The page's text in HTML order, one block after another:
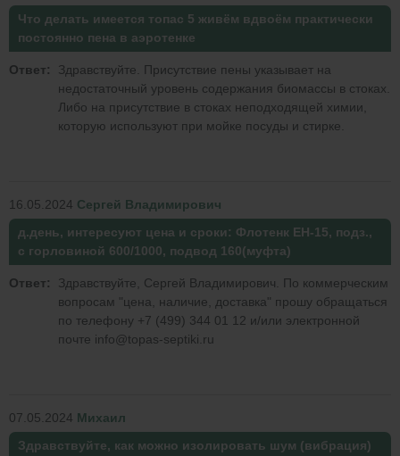
Что делать имеется топас 5 живём вдвоём практически
постоянно пена в аэротенке
Ответ:
Здравствуйте. Присутствие пены указывает на
недостаточный уровень содержания биомассы в стоках.
Либо на присутствие в стоках неподходящей химии,
которую используют при мойке посуды и стирке.
16.05.2024 Сергей Владимирович
д.день, интересуют цена и сроки: Флотенк ЕН-15, подз.,
с горловиной 600/1000, подвод 160(муфта)
Ответ:
Здравствуйте, Сергей Владимирович. По коммерческим
вопросам "цена, наличие, доставка" прошу обращаться
по телефону +7 (499) 344 01 12 и/или электронной
почте info@topas-septiki.ru
07.05.2024 Михаил
Здравствуйте, как можно изолировать шум (вибрация)